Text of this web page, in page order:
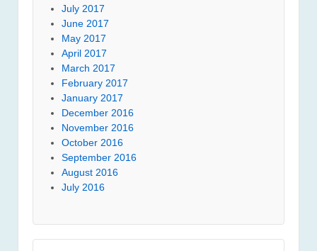
July 2017
June 2017
May 2017
April 2017
March 2017
February 2017
January 2017
December 2016
November 2016
October 2016
September 2016
August 2016
July 2016